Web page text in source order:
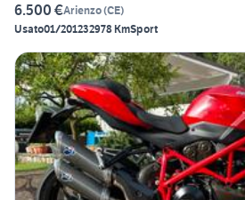
6.500 €Arienzo(CE)
Usato01/201232978 KmSport